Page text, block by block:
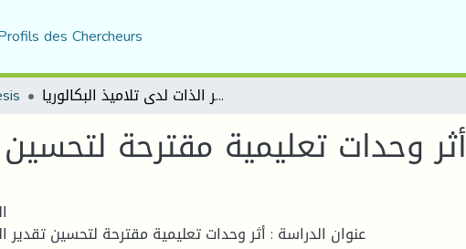
des Chercheurs
أثر وحدات تعليمية مقترحة لتحسين تقدير الذات لدى تلاميذ البكالوريا
أثر وحدات تعليمية مقترحة لتحسين
عنوان الدراسة : أثر وحدات تعليمية مقترحة لتحسين تقدير